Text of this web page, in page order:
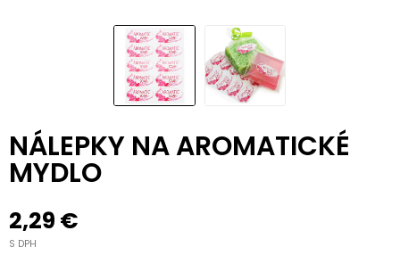
NÁLEPKY NA AROMATICKÉ
MYDLO
2,29 €
S DPH